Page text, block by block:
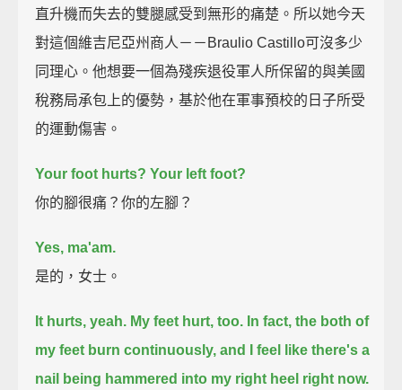
直升機而失去的雙腿感受到無形的痛楚。所以她今天
對這個維吉尼亞州商人－－Braulio Castillo可沒多少
同理心。他想要一個為殘疾退役軍人所保留的與美國
稅務局承包上的優勢，基於他在軍事預校的日子所受
的運動傷害。
Your foot hurts? Your left foot?
你的腳很痛？你的左腳？
Yes, ma'am.
是的，女士。
It hurts, yeah. My feet hurt, too. In fact, the both of
my feet burn continuously, and I feel like there's a
nail being hammered into my right heel right now.